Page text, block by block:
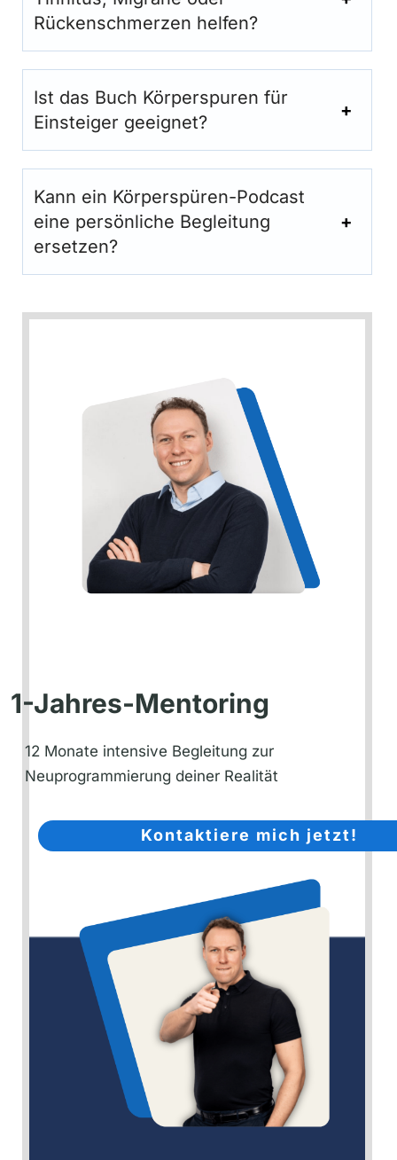
Rückenschmerzen helfen?
Ist das Buch Körperspuren für
Einsteiger geeignet?
Kann ein Körperspüren-Podcast
eine persönliche Begleitung
ersetzen?
1-Jahres-Mentoring
12 Monate intensive Begleitung zur
Neuprogrammierung deiner Realität
Kontaktiere mich jetzt!